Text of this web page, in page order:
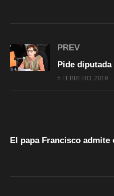
PREV
5 FEBRERO, 2019